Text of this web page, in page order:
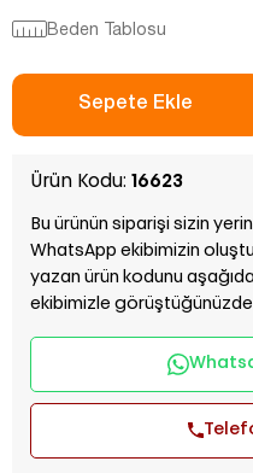
Beden Tablosu
Ürün Kodu: 16623
Bu ürünün siparişi sizin
WhatsApp ekibimizin
yazan ürün kodunu
ekibimizle